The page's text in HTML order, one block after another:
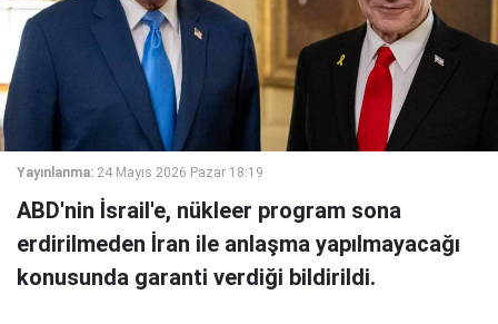
Yayınlanma: 24 Mayıs 2026 Pazar 18:19
ABD'nin İsrail'e, nükleer program sona
erdirilmeden İran ile anlaşma yapılmayacağı
konusunda garanti verdiği bildirildi.